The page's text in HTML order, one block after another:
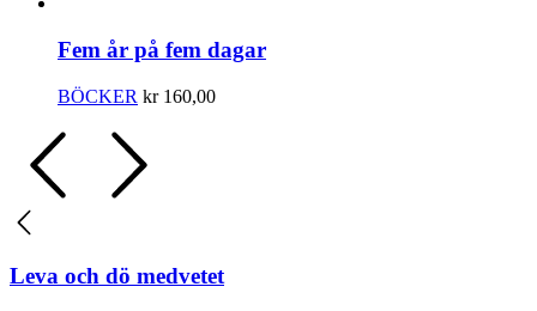
Fem år på fem dagar
BÖCKER kr160,00
Leva och dö medvetet